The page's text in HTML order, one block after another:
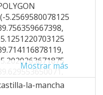
5.2569580078125
-5.2020263671875
39.629553650071,
Mostrar más
la-mancha